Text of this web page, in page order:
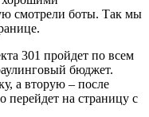
смотрели боты. Так мы
301 пройдет по всем
бюджет.
а вторую – после
перейдет на страницу с